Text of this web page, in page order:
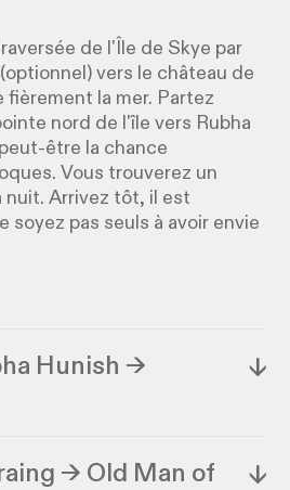
de l'Île de Skye par
vers le château de
fièrement la mer. Partez
nord de l'île vers Rubha
être la chance
Vous trouverez un
nuit. Arrivez tôt, il est
soyez pas seuls à avoir envie
Hunish →
↓
→ Old Man of
↓